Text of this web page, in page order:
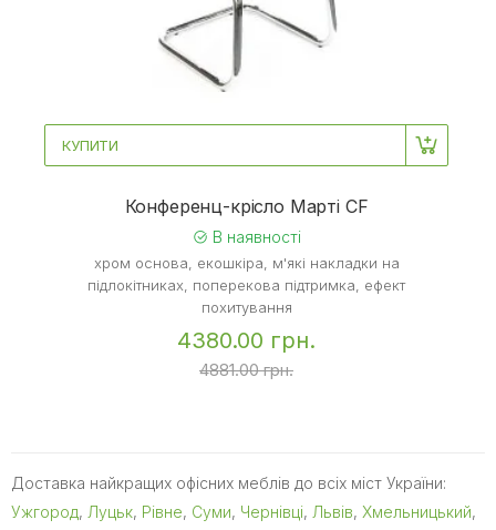
КУПИТИ
Конференц-крісло Марті CF
В наявності
хром основа, екошкіра, м'які накладки на
підлокітниках, поперекова підтримка, ефект
похитування
4380.00 грн.
4881.00 грн.
Доставка найкращих офісних меблів до всіх міст України:
Ужгород, Луцьк, Рівне, Суми, Чернівці, Львів, Хмельницький,